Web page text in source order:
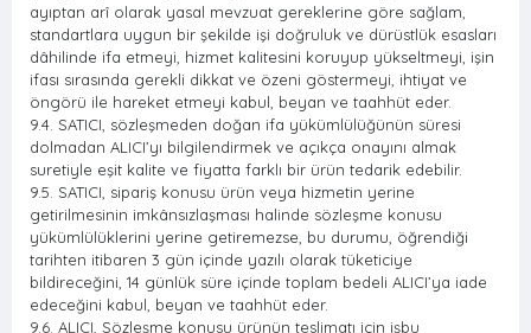
ayıptan arî olarak yasal mevzuat gereklerine göre sağlam,
standartlara uygun bir şekilde işi doğruluk ve dürüstlük esasları
dâhilinde ifa etmeyi, hizmet kalitesini koruyup yükseltmeyi, işin
ifası sırasında gerekli dikkat ve özeni göstermeyi, ihtiyat ve
öngörü ile hareket etmeyi kabul, beyan ve taahhüt eder.
9.4. SATICI, sözleşmeden doğan ifa yükümlülüğünün süresi
dolmadan ALICI’yı bilgilendirmek ve açıkça onayını almak
suretiyle eşit kalite ve fiyatta farklı bir ürün tedarik edebilir.
9.5. SATICI, sipariş konusu ürün veya hizmetin yerine
getirilmesinin imkânsızlaşması halinde sözleşme konusu
yükümlülüklerini yerine getiremezse, bu durumu, öğrendiği
tarihten itibaren 3 gün içinde yazılı olarak tüketiciye
bildireceğini, 14 günlük süre içinde toplam bedeli ALICI’ya iade
edeceğini kabul, beyan ve taahhüt eder.
9.6. ALICI, Sözleşme konusu ürünün teslimatı için işbu